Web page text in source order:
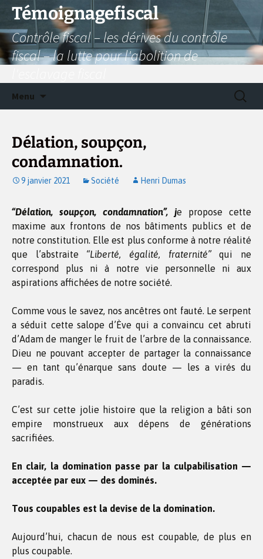
Aller
contenu
Témoignagefiscal
Contrôle fiscal – les dérives du contrôle
fiscal – la lutte pour l'abolition de
Menu
Délation, soupçon,
condamnation.
9 janvier 2021 Société Henri Dumas
“Délation, soupçon, condamnation”, je propose cette
maxime aux frontons de nos bâtiments publics et de
notre constitution. Elle est plus conforme à notre réalité
que l’abstraite “Liberté, égalité, fraternité”qui ne
correspond plus ni à notre vie personnelle ni aux
aspirations affichées de notre société.
Comme vous le savez, nos ancêtres ont fauté. Le serpent
a séduit cette salope d’Ève qui a convaincu cet abruti
d’Adam de manger le fruit de l’arbre de la connaissance.
Dieu ne pouvant accepter de partager la connaissance
— en tant qu’énarque sans doute — les a virés du
paradis.
C’est sur cette jolie histoire que la religion a bâti son
empire monstrueux aux dépens de générations
sacrifiées.
En clair, la domination passe par la culpabilisation —
acceptée par eux — des dominés.
Tous coupables est la devise de la domination.
Aujourd’hui, chacun de nous est coupable, de plus en
plus coupable.